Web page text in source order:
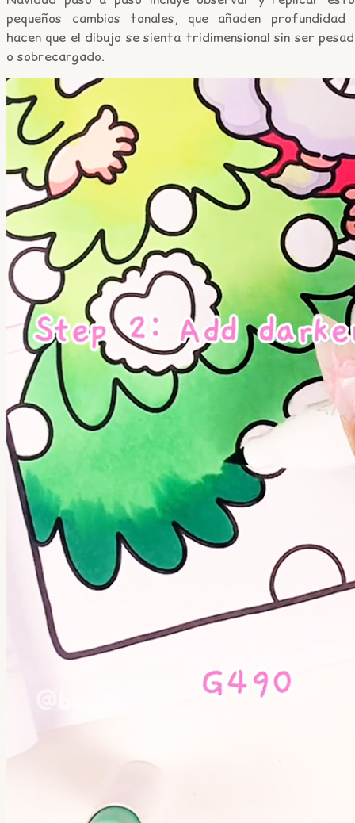
pequeños cambios tonales, que añaden profundidad
hacen que el dibujo se sienta tridimensional sin ser
o sobrecargado.